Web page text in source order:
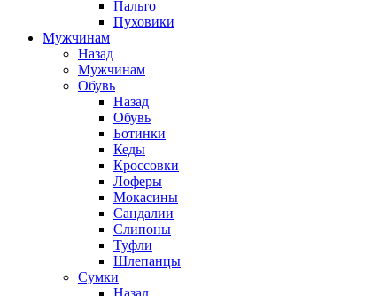
Пальто
Пуховики
Мужчинам
Назад
Мужчинам
Обувь
Назад
Обувь
Ботинки
Кеды
Кроссовки
Лоферы
Мокасины
Сандалии
Слипоны
Туфли
Шлепанцы
Сумки
Назад